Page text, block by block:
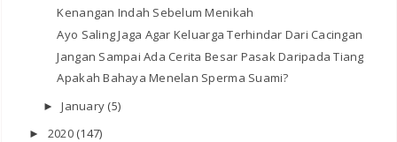
Kenangan Indah Sebelum Menikah
Ayo Saling Jaga Agar Keluarga Terhindar Dari Cacingan
Jangan Sampai Ada Cerita Besar Pasak Daripada Tiang
Apakah Bahaya Menelan Sperma Suami?
►January (5)
► 2020 (147)